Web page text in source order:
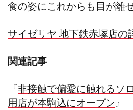
食の姿にこれからも目が離
サイゼリヤ 地下鉄赤塚店の
関連記事
『 非接触で偏愛に触れるソ
用店が本駒込にオープン』